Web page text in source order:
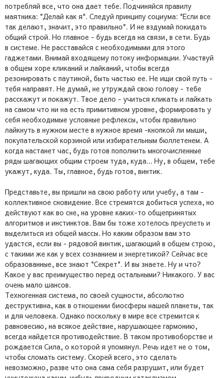
потребляй все, что она дает тебе. Подчиняйся правилу
маятника: "Делай как я". Следуй принципу социума: "Если все
так делают, значит, это правильно". И не вздумай покидать
общий строй. Но главное - будь всегда на связи, в сети. Будь
в системе. Не расставайся с необходимыми для этого
гаджетами. Внимай входящему потоку информации. Участвуй
в общем хоре кликаний и лайканий, чтобы всегда
резонировать с паутиной, быть частью ее. Не ищи свой путь -
тебя направят. Не думай, не утруждай свою голову - тебе
расскажут и покажут. Твое дело - учиться кликать и лайкать
на самом что ни на есть примитивном уровне, формировать у
себя необходимые условные рефлексы, чтобы правильно
лайкнуть в нужном месте в нужное время -кнопкой ли мыши,
покупательской корзиной или избирательным бюллетенем. А
когда настанет час, будь готов пополнить многочисленные
ряды шагающих общим строем туда, куда... Ну, в общем, тебе
укажут, куда. Ты, главное, будь готов, винтик.
Представьте, вы пришли на свою работу или учебу, а там -
коллективное сновидение. Все стремятся добиться успеха, но
действуют как во сне, на уровне каких-то общепринятых
алгоритмов и инстинктов. Вам бы тоже хотелось преуспеть и
выделиться из общей массы. Но каким образом вам это
удастся, если вы - рядовой винтик, шагающий в общем строю,
с такими же как у всех сознанием и энергетикой? Сейчас все
образованные, все знают "Секрет". И вы знаете. Ну и что?
Какое у вас преимущество перед остальными? Никакого. У вас
очень мало шансов.
Техногенная система, по своей сущности, абсолютно
деструктивна, как в отношении биосферы нашей планеты, так
и для человека. Однако поскольку в мире все стремится к
равновесию, на всякое действие, нарушающее гармонию,
всегда найдется противодействие. В таком противоборстве и
рождается Сила, о которой я упомянул. Речь идет не о том,
чтобы сломать систему. Скорей всего, это сделать
невозможно, разве что она сама себя разрушит, или будет